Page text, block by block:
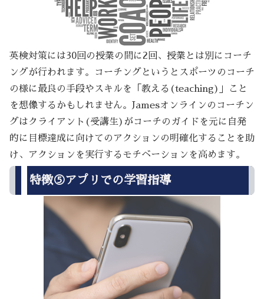
英検対策には30回の授業の間に2回、授業とは別にコーチ
ングが行われます。コーチングというとスポーツのコーチ
の様に最良の手段やスキルを「教える(teaching)」こと
を想像するかもしれません。Jamesオンラインのコーチン
グはクライアント(受講生)がコーチのガイドを元に自発
的に目標達成に向けてのアクションの明確化することを助
け、アクションを実行するモチベーションを高めます。
特徴⑤アプリでの学習指導